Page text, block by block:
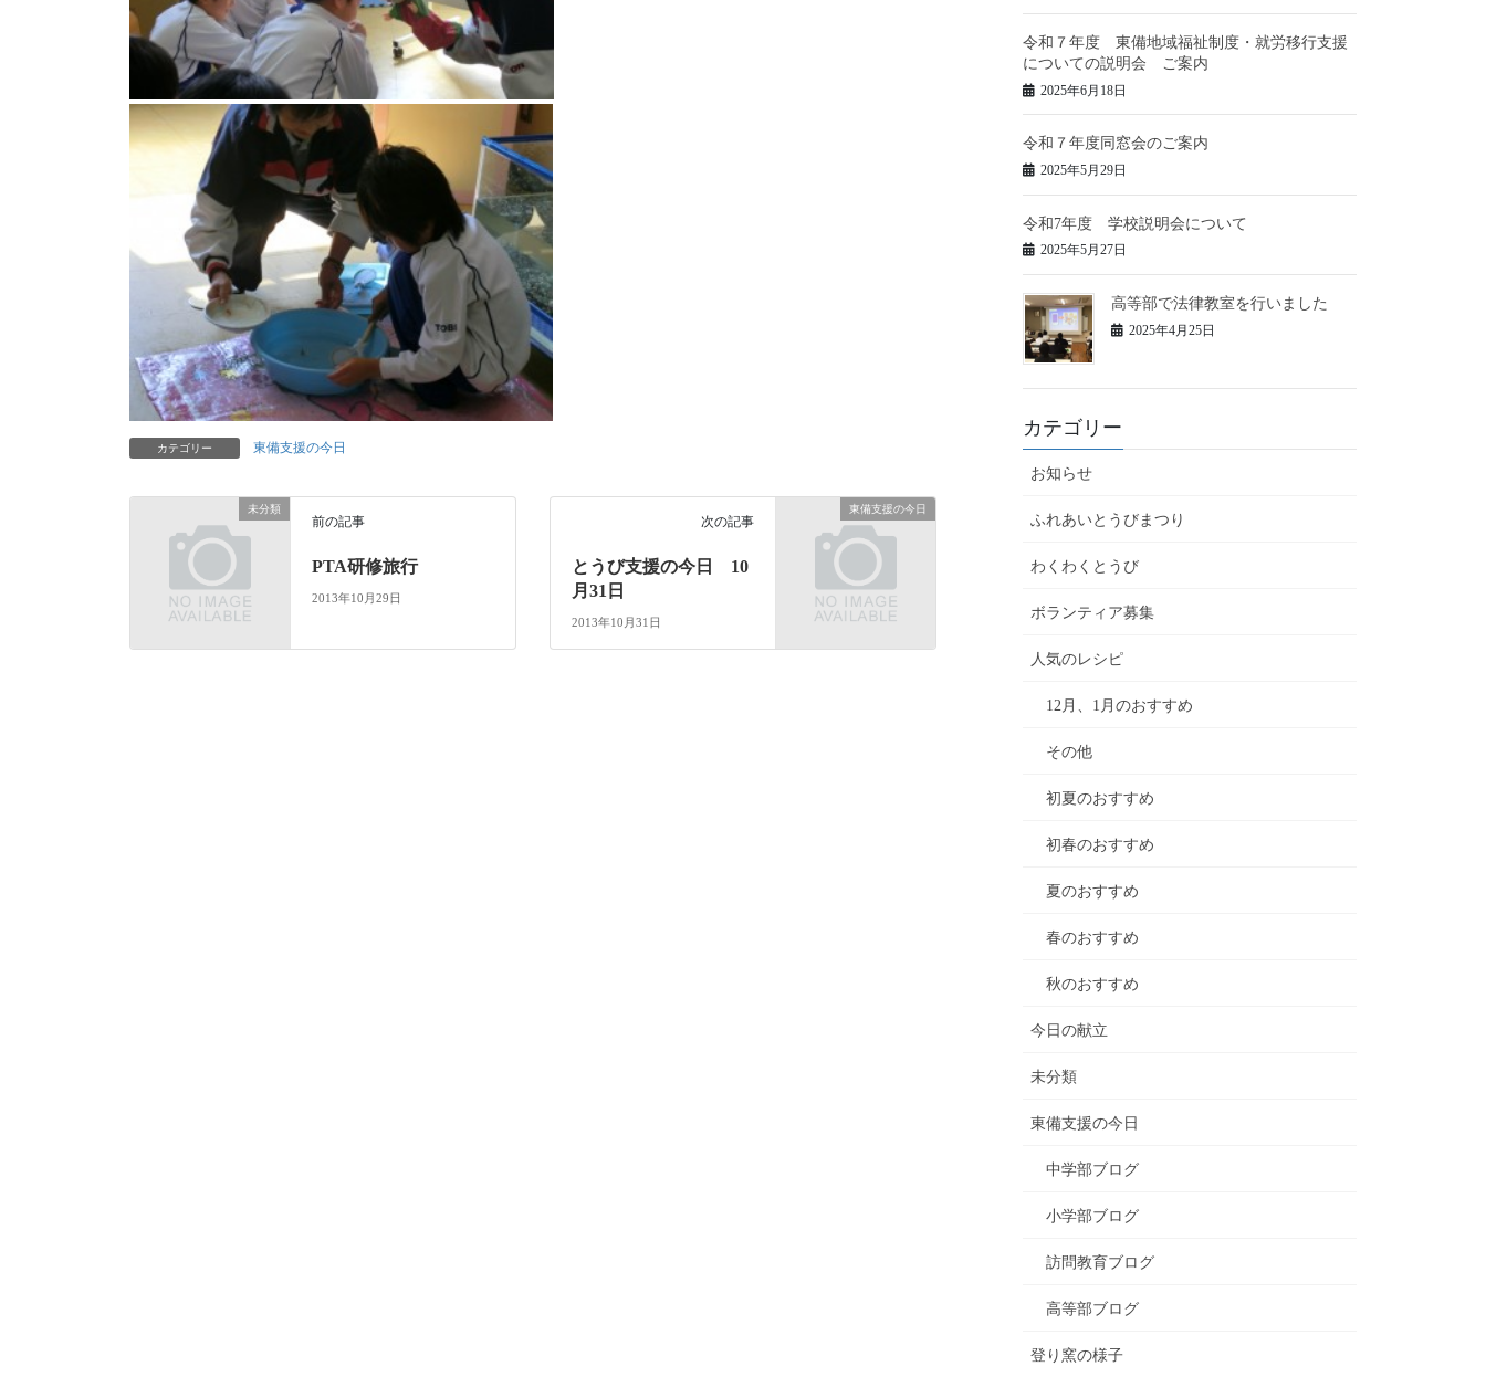
カテゴリー 東備支援の今日
未分類
前の記事
PTA研修旅行
2013年10月29日
東備支援の今日
次の記事
とうび支援の今日 10
月31日
2013年10月31日
令和７年度 東備地域福祉制度・就労移行支援
についての説明会 ご案内
2025年6月18日
令和７年度同窓会のご案内
2025年5月29日
令和7年度 学校説明会について
2025年5月27日
高等部で法律教室を行いました
2025年4月25日
カテゴリー
お知らせ
ふれあいとうびまつり
わくわくとうび
ボランティア募集
人気のレシピ
12月、1月のおすすめ
その他
初夏のおすすめ
初春のおすすめ
夏のおすすめ
春のおすすめ
秋のおすすめ
今日の献立
未分類
東備支援の今日
中学部ブログ
小学部ブログ
訪問教育ブログ
高等部ブログ
登り窯の様子